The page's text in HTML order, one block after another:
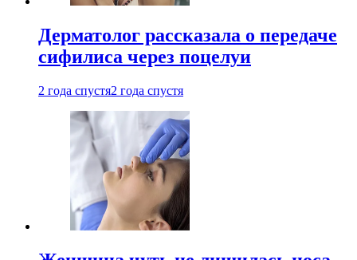
Дерматолог рассказала о передаче
сифилиса через поцелуи
2 года спустя2 года спустя